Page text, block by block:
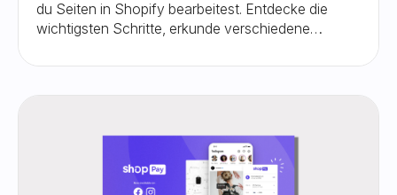
du Seiten in Shopify bearbeitest. Entdecke die
wichtigsten Schritte, erkunde verschiedene
Anpassungstechniken. Von der Optimierung von
Shopify-Shop zu verbessern. Erkunden Sie die
Layoutanpassung, entdecken Sie die besten
Widgets und Apps und schöpfen Sie das volle